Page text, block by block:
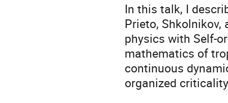
In this talk, I
Prieto,
physics with Self-
mathematics of
continuous
organized